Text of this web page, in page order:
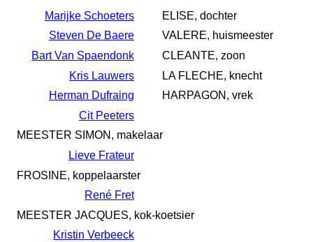
Marijke Schoeters
ELISE, dochter
Steven De Baere
VALERE, huismeester
Bart Van Spaendonk
CLEANTE, zoon
Kris Lauwers
LA FLECHE, knecht
Herman Dufraing
HARPAGON, vrek
Cit Peeters
MEESTER SIMON, makelaar
Lieve Frateur
FROSINE, koppelaarster
René Fret
MEESTER JACQUES, kok-koetsier
Kristin Verbeeck